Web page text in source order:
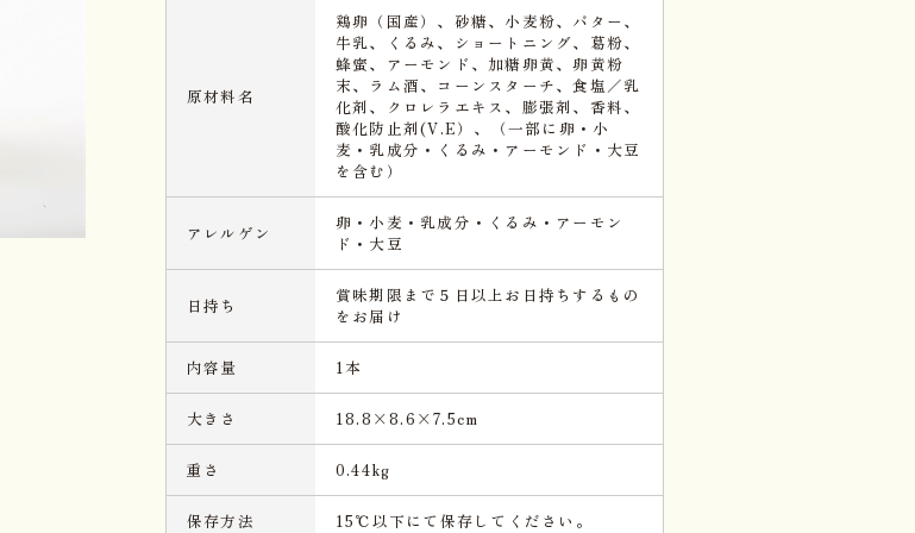
原材料名
鶏卵（国産）、砂糖、小麦粉、バター、
牛乳、くるみ、ショートニング、葛粉、
蜂蜜、アーモンド、加糖卵黄、卵黄粉
末、ラム酒、コーンスターチ、食塩／乳
化剤、クロレラエキス、膨張剤、香料、
酸化防止剤(V.E）、（一部に卵・小
麦・乳成分・くるみ・アーモンド・大豆
を含む）
アレルゲン
卵・小麦・乳成分・くるみ・アーモン
ド・大豆
日持ち
賞味期限まで５日以上お日持ちするもの
をお届け
内容量 1本
大きさ 18.8×8.6×7.5cm
重さ 0.44kg
保存方法 15℃以下にて保存してください。